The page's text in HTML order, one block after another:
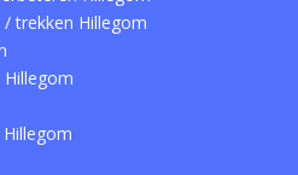
trekken Hillegom